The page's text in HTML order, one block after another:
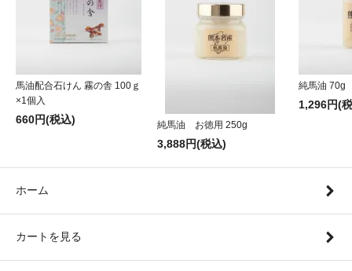
馬油配合石けん 霧の舎 100ｇ
×1個入
660円(税込) 純馬油 お徳用 250g
3,888円(税込)
純馬油 70g
1,296円(
ホーム
カートを見る